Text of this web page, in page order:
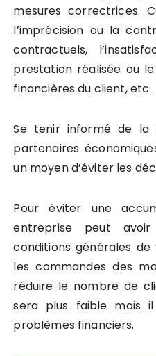
mesures correctrices.
l’imprécision ou la
contractuels,
prestation réalisée ou
financières du client, etc.
Se tenir informé de la
partenaires
un moyen d’éviter les
Pour éviter une
entreprise peut
conditions générales
les commandes des
réduire le nombre de
sera plus faible mais
problèmes financiers.